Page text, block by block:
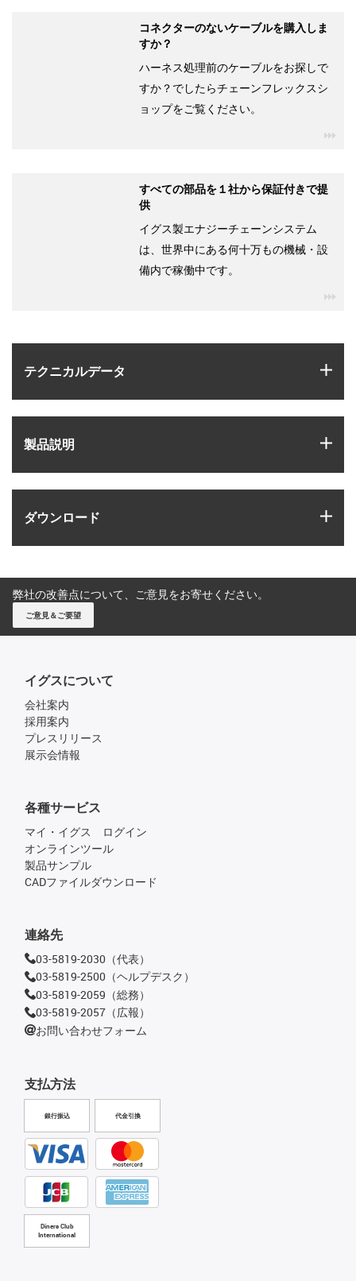
テクニカルデータ
製品説明
ダウンロード
コネクターのないケーブルを購入しま
すか？
ハーネス処理前のケーブルをお探しで
すか？でしたらチェーンフレックスシ
ョップをご覧ください。
すべての部品を１社から保証付きで提
供
イグス製エナジーチェーンシステム
は、世界中にある何十万もの機械・設
備内で稼働中です。
弊社の改善点について、ご意見をお寄せください。
ご意見＆ご要望
イグスについて
会社案内
採用案内
プレスリリース
展示会情報
支払方法
銀行振込 代金引換
Diners Club
International
各種サービス
マイ・イグス ログイン
オンラインツール
製品サンプル
CADファイルダウンロード
連絡先
03-5819-2030（代表）
03-5819-2500（ヘルプデスク）
03-5819-2059（総務）
03-5819-2057（広報）
お問い合わせフォーム